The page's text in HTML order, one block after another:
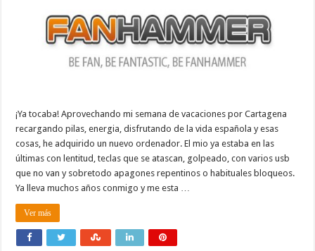
¡Ya tocaba! Aprovechando mi semana de vacaciones por Cartagena
recargando pilas, energia, disfrutando de la vida española y esas
cosas, he adquirido un nuevo ordenador. El mio ya estaba en las
últimas con lentitud, teclas que se atascan, golpeado, con varios usb
que no van y sobretodo apagones repentinos o habituales bloqueos.
Ya lleva muchos años conmigo y me esta …
Ver más